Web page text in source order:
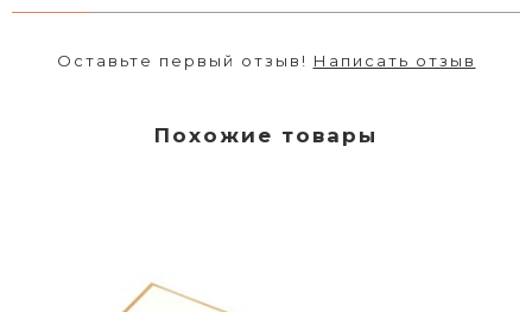
Оставьте первый отзыв! Написать отзыв
Похожие товары